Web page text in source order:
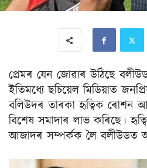
প্ৰেমৰ যেন জোৱাৰ উঠিছে
ইতিমধ্যে ছচিয়েল মিডিয়াত
বলিউদৰ তাৰকা হৃত্বিক ৰোশন
বিশেষ সমাদাৰ লাভ কৰিছে।
আজাদৰ সম্পৰ্কক লৈ বলীউডত